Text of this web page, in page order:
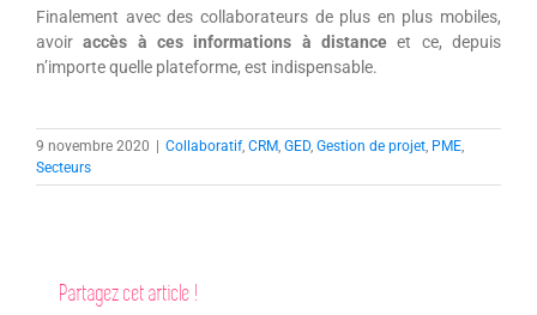
Finalement avec des collaborateurs de plus en plus mobiles,
avoiraccès à ces informations à distance et ce, depuis
n’importe quelle plateforme, est indispensable.
9 novembre 2020 | Collaboratif, CRM GED, Gestion de projet PME
Secteurs
Partagez cet article !